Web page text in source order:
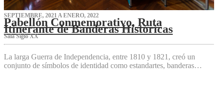
SEPTIEMBRE, 2021 A ENERO, 2022
Pabellón Conmemorativo, Ruta
Itinerante de Banderas Históricas
Sala Siglo XX
La larga Guerra de Independencia, entre 1810 y 1821, creó un
conjunto de símbolos de identidad como estandartes, banderas…